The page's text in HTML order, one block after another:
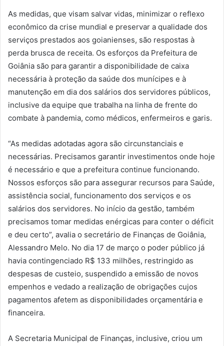
As medidas, que visam salvar vidas, minimizar o reflexo
econômico da crise mundial e preservar a qualidade dos
serviços prestados aos goianienses, são respostas à
perda brusca de receita. Os esforços da Prefeitura de
Goiânia são para garantir a disponibilidade de caixa
necessária à proteção da saúde dos munícipes e à
manutenção em dia dos salários dos servidores públicos,
inclusive da equipe que trabalha na linha de frente do
combate à pandemia, como médicos, enfermeiros e garis.
“As medidas adotadas agora são circunstanciais e
necessárias. Precisamos garantir investimentos onde hoje
é necessário e que a prefeitura continue funcionando.
Nossos esforços são para assegurar recursos para Saúde,
assistência social, funcionamento dos serviços e os
salários dos servidores. No início da gestão, também
precisamos tomar medidas enérgicas para conter o déficit
e deu certo”, avalia o secretário de Finanças de Goiânia,
Alessandro Melo. No dia 17 de março o poder público já
havia contingenciado R$ 133 milhões, restringido as
despesas de custeio, suspendido a emissão de novos
empenhos e vedado a realização de obrigações cujos
pagamentos afetem as disponibilidades orçamentária e
financeira.
A Secretaria Municipal de Finanças, inclusive, criou um